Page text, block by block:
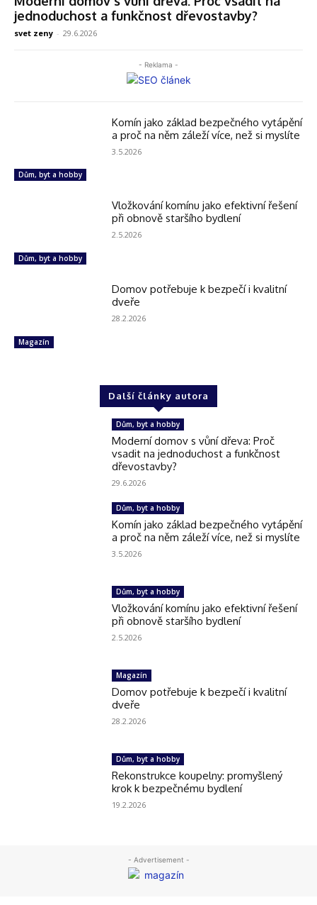
jednoduchost a funkčnost dřevostavby?
svet zeny - 29.6.2026
- Reklama -
Dům, byt a hobby
Komín jako základ bezpečného vytápění
a proč na něm záleží více, než si myslíte
3.5.2026
Dům, byt a hobby
Vložkování komínu jako efektivní řešení
při obnově staršího bydlení
2.5.2026
Magazín
Domov potřebuje k bezpečí i kvalitní
dveře
28.2.2026
Další články autora
Dům, byt a hobby
Moderní domov s vůní dřeva: Proč
vsadit na jednoduchost a funkčnost
dřevostavby?
29.6.2026
Dům, byt a hobby
Komín jako základ bezpečného vytápění
a proč na něm záleží více, než si myslíte
3.5.2026
Dům, byt a hobby
Vložkování komínu jako efektivní řešení
při obnově staršího bydlení
2.5.2026
Magazín
Domov potřebuje k bezpečí i kvalitní
dveře
28.2.2026
Dům, byt a hobby
Rekonstrukce koupelny: promyšlený
krok k bezpečnému bydlení
19.2.2026
- Advertisement -